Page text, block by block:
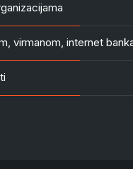
virmanom, internet